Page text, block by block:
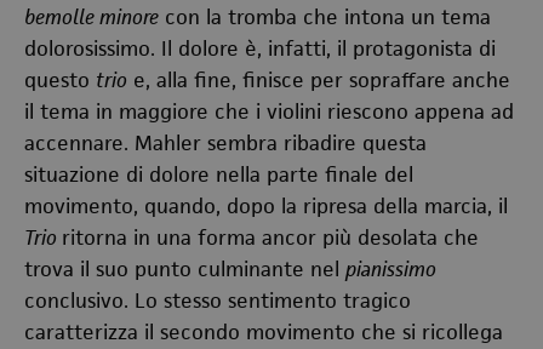
bemolle minore con la tromba che intona un tema
dolorosissimo. Il dolore è, infatti, il protagonista di
questo trio e, alla fine, finisce per sopraffare anche
il tema in maggiore che i violini riescono appena ad
accennare. Mahler sembra ribadire questa
situazione di dolore nella parte finale del
movimento, quando, dopo la ripresa della marcia, il
Trio ritorna in una forma ancor più desolata che
trova il suo punto culminante nel pianissimo
conclusivo. Lo stesso sentimento tragico
caratterizza il secondo movimento che si ricollega